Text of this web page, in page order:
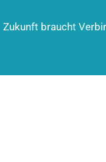
Zukunft braucht